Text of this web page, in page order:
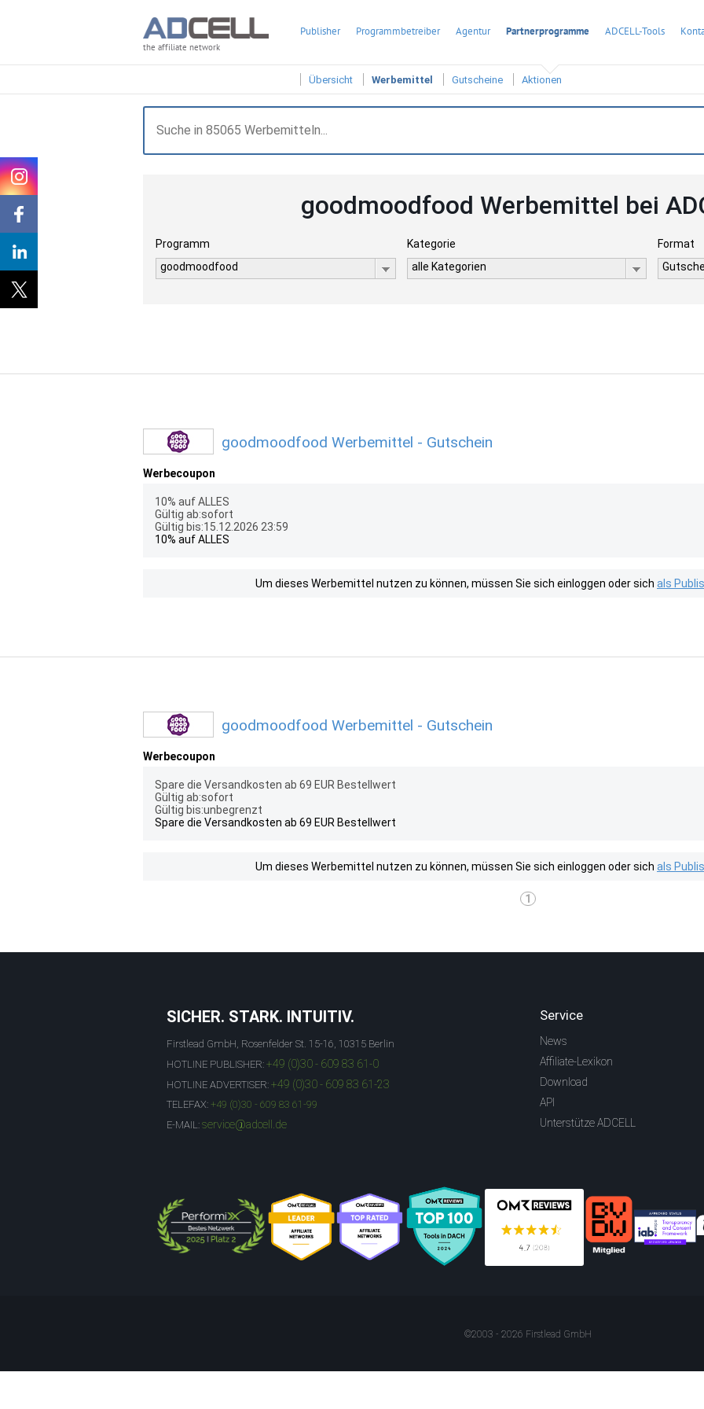
the affiliate network
Publisher Programmbetreiber Agentur Partnerprogramme ADCELL-Tools
Übersicht Werbemittel Gutscheine Aktionen
goodmoodfood Werbemittel bei
Programm
goodmoodfood
Kategorie
alle Kategorien
Format
goodmoodfood Werbemittel - Gutschein
Werbecoupon
10% auf ALLES
Gültig ab:sofort
Gültig bis:15.12.2026 23:59
10% auf ALLES
Um dieses Werbemittel nutzen zu können, müssen Sie sich einloggen oder sich als
goodmoodfood Werbemittel - Gutschein
Werbecoupon
Spare die Versandkosten ab 69 EUR Bestellwert
Gültig ab:sofort
Gültig bis:unbegrenzt
Spare die Versandkosten ab 69 EUR Bestellwert
Um dieses Werbemittel nutzen zu können, müssen Sie sich einloggen oder sich als
1
SICHER. STARK. INTUITIV.
Firstlead GmbH, Rosenfelder St. 15-16, 10315 Berlin
HOTLINE PUBLISHER: +49 (0)30 - 609 83 61-0
HOTLINE ADVERTISER: +49 (0)30 - 609 83 61-23
TELEFAX: +49 (0)30 - 609 83 61-99
E-MAIL: service@adcell.de
Service
News
Affiliate-Lexikon
Download
API
Unterstütze ADCELL
©2003 - 2026 Firstlead GmbH